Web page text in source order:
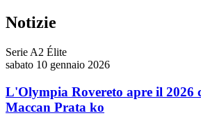
Notizie
Serie A2 Élite
sabato 10 gennaio 2026
L'Olympia Rovereto apre il 2026
Maccan Prata ko